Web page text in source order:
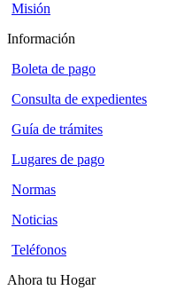
Misión
Información
Boleta de pago
Consulta de expedientes
Guía de trámites
Lugares de pago
Normas
Noticias
Teléfonos
Ahora tu Hogar